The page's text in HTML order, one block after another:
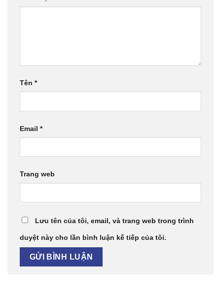
Tên *
Email *
Trang web
Lưu tên của tôi, email, và trang web trong trình
duyệt này cho lần bình luận kế tiếp của tôi.